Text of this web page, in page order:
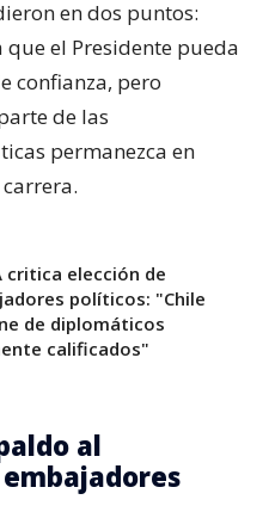
en dos puntos:
el Presidente pueda
confianza, pero
de las
permanezca en
critica elección de
políticos: "Chile
de diplomáticos
calificados"
al